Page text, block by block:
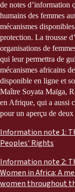
Support Us
Reports
Press Releases
Training
Briefing Papers
Legal
Declarations
Annual Reports
de notes d’information
humains des femmes
mécanismes
protection. La trousse
organisations de
qui leur permettra de
mécanismes africains
disponible en ligne et
Maître Soyata Maïga,
en Afrique, qui a aussi
pour un aperçu de
Information note 1:
Peoples' Rights
Information note 2:
Women in Africa: A
women throughout